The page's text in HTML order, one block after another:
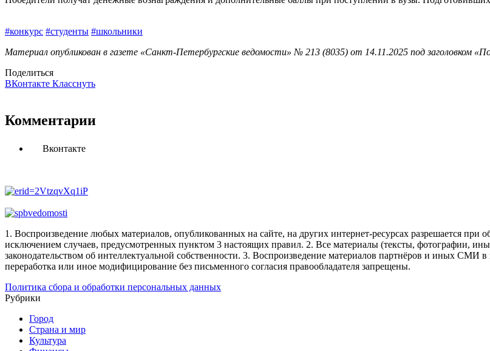
#конкурс #студенты #школьники
Материал опубликован в газете «Санкт-Петербургские ведомости» № 213 (8035) от 14.11.2025 под заголовком
Поделиться
ВКонтакте Класснуть
Комментарии
Вконтакте
1. Воспроизведение любых материалов, опубликованных на сайте, на других интернет-ресурсах разрешается при
исключением случаев, предусмотренных пунктом 3 настоящих правил. 2. Все материалы (тексты, фотографии,
законодательством об интеллектуальной собственности. 3. Воспроизведение материалов партнёров и иных СМИ
переработка или иное модифицирование без письменного согласия правообладателя запрещены.
Политика сбора и обработки персональных данных
Рубрики
Город
Страна и мир
Культура